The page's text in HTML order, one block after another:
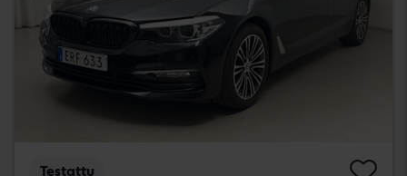
Testattu